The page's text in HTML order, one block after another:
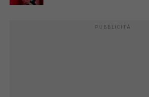
PUBBLICITÀ